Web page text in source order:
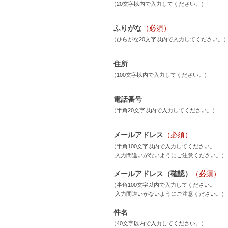
（20文字以内で入力してください。）
ふりがな （必須）
（ひらがな20文字以内で入力してください。
住所
（100文字以内で入力してください。）
電話番号
（半角20文字以内で入力してください。）
メールアドレス （必須）
（半角100文字以内で入力してください。
入力間違いがないようにご注意ください。）
メールアドレス（確認） （必須）
（半角100文字以内で入力してください。
入力間違いがないようにご注意ください。）
件名
（40文字以内で入力してください。）